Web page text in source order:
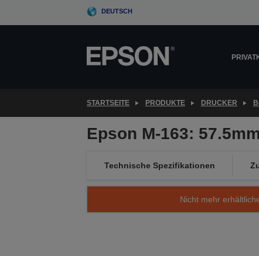
DEUTSCH
STARTSEITE PRODUKTE DRUCKER
Epson M-163:
Technische Spezifikationen
Nicht mehr